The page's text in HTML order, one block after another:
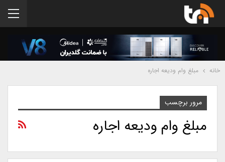
خانه مبلغ وام ودیعه اجاره
مرور برچسب
مبلغ وام ودیعه اجاره